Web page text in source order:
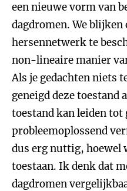
een nieuwe vorm van
dagdromen. We blijken
hersennetwerk te
non-lineaire manier
Als je gedachten niets
geneigd deze toestand
toestand kan leiden
probleemoplossend
dus erg nuttig, hoewel
toestaan. Ik denk dat
dagdromen